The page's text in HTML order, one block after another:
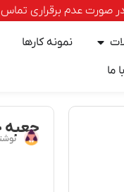
در صورت عدم برقراری تماس با
نمونه کارها
ما
جعبه